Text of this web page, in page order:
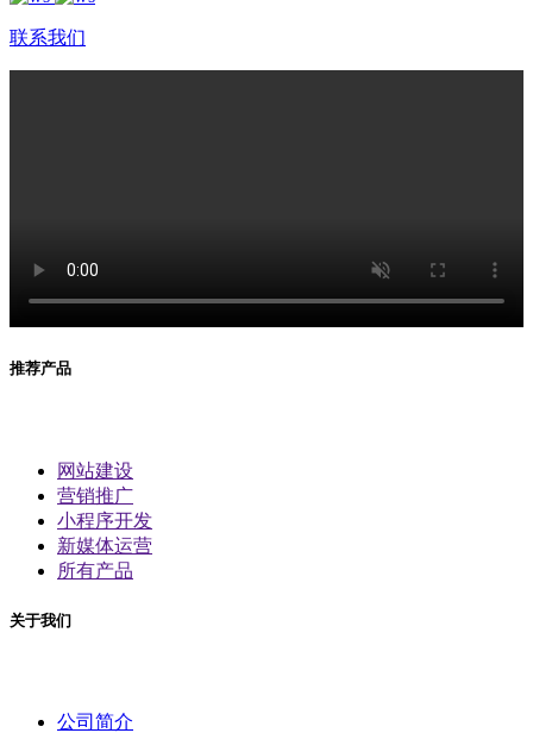
联系我们
推荐产品
网站建设
营销推广
小程序开发
新媒体运营
所有产品
关于我们
公司简介